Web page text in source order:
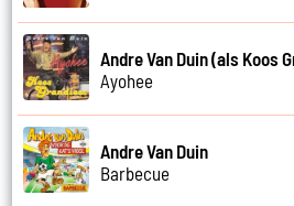
Andre Van Duin (als Koos
Ayohee
Andre Van Duin
Barbecue